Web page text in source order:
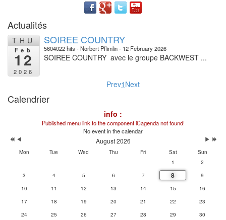
Actualités
THU
Feb
12
2026
SOIREE COUNTRY
5604022 hits Norbert Pflimlin 12 February 2026
SOIREE COUNTRY avec le groupe BACKWEST ...
Prev1 Next
Calendrier
info :
Published menu link to the component iCagenda not found!
No event in the calendar
August 2026
Mon Tue Wed Thu Fri Sat
Sun
1
2
3
4 5 6 7 8
9
10
11 12 13 14 15
16
17
18 19 20 21 22
23
24
25 26 27 28 29
30